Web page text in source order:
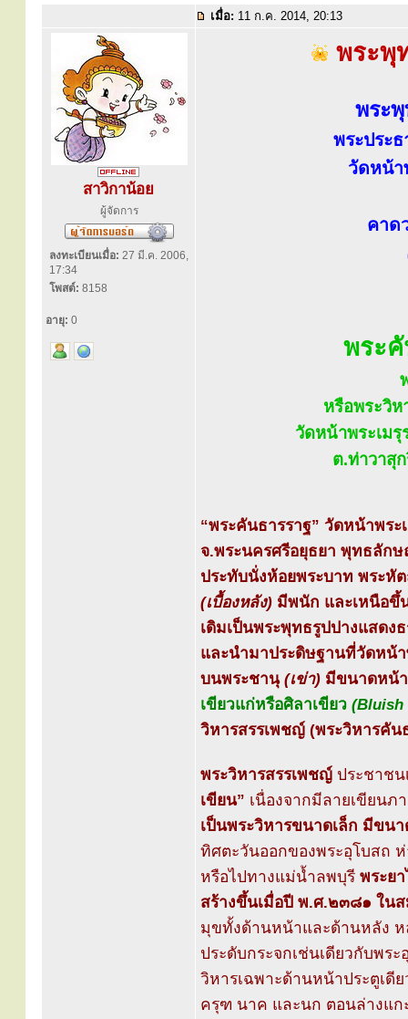
เมื่อ: 11 ก.ค. 2014, 20:13
สาวิกาน้อย
ผู้จัดการ
ลงทะเบียนเมื่อ: 27 มี.ค. 2006,
17:34
โพสต์: 8158
อายุ: 0
พระพุ
พระ
พระประ
วัดหน้า
คาด
พระ
หรือพระวิห
วัดหน้าพระเม
ต.ท่าวาสุ
“พระคันธารราฐ” วัดหน้าพร
จ.พระนครศรีอยุธยา พุทธลัก
ประทับนั่งห้อยพระบาท พระหั
(เบื้องหลัง) มีพนัก และเหนือขึ้
เดิมเป็นพระพุทธรูปปางแสดง
และนำมาประดิษฐานที่วัดหน้า
บนพระชานุ (เข่า) มีขนาดหน้า
เขียวแก่หรือศิลาเขียว (Bluish
วิหารสรรเพชญ์ (พระวิหารคัน
พระวิหารสรรเพชญ์ ประชาช
เขียน” เนื่องจากมีลายเขียนภ
เป็นพระวิหารขนาดเล็ก มีขน
ทิศตะวันออกของพระอุโบสถ
หรือไปทางแม่น้ำลพบุรี พระย
สร้างขึ้นเมื่อปี พ.ศ.๒๓๘๑ ในส
มุขทั้งด้านหน้าและด้านหลัง ห
ประดับกระจกเช่นเดียวกับพร
วิหารเฉพาะด้านหน้าประตูเดี
ครุฑ นาค และนก ตอนล่างแ